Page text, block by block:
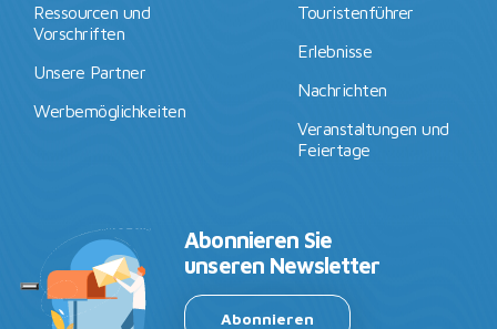
Ressourcen und
Vorschriften
Unsere Partner
Werbemöglichkeiten
Touristenführer
Erlebnisse
Nachrichten
Veranstaltungen und
Feiertage
Abonnieren Sie
unseren Newsletter
Abonnieren